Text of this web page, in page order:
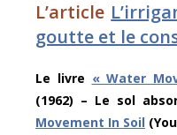
L’article
goutte et le
Le livre « Water
(1962) – Le sol
Movement In Soil